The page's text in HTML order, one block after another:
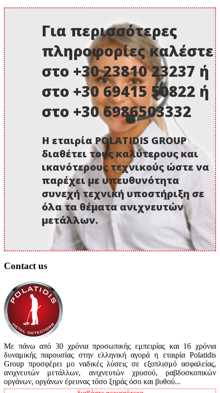
Για περισσότερες
πληροφορίες καλέστε
στο +30 23810 23237 ή
στο +30 69415 50822 ή
στο +30 6986503332
Η εταιρία POLATIDIS GROUP
διαθέτει τους καλύτερους και
ικανότερους τεχνικούς ώστε να
παρέχει με υπευθυνότητα
συνεχή τεχνική υποστήριξη σε
όλα τα θέματα ανιχνευτών
μετάλλων.
Contact us
Με πάνω από 30 χρόνια προσωπικής εμπειρίας και 16 χρόνια
δυναμικής παρουσίας στην ελληνική αγορά η εταιρία Polatidis
Group προσφέρει μο ναδικές λύσεις σε εξοπλισμό ασφαλείας,
ανιχνευτών μετάλλων, ανιχνευτών χρυσού, ραβδοσκοπικών
οργάνων, οργάνων έρευνας τόσο ξηράς όσο και βυθού...